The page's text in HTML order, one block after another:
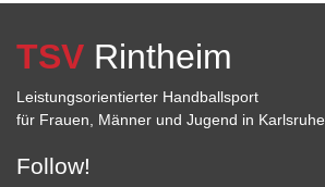
TSV Rintheim
Leistungsorientierter Handballsport
für Frauen, Männer und Jugend in Karlsruhe.
Follow!